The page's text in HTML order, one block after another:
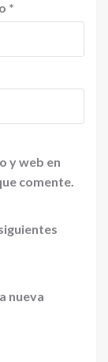
*
y web en
comente.
nueva